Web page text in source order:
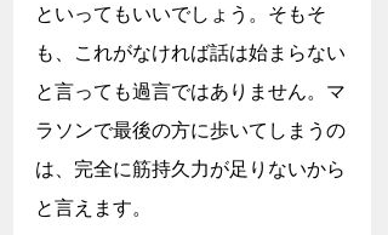
といってもいいでしょう。そもそ
も、これがなければ話は始まらない
と言っても過言ではありません。マ
ラソンで最後の方に歩いてしまうの
は、完全に筋持久力が足りないから
と言えます。